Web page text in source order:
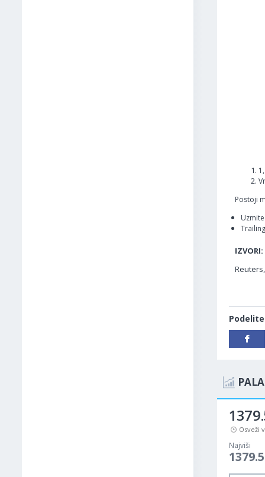
Postoji
IZVORI:
Osveži
Najviši